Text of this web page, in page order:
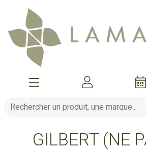
Afficher la navigation
GILBERT (NE